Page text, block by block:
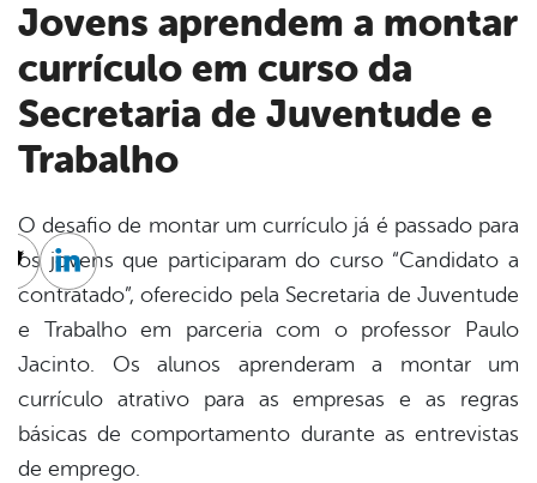
Jovens aprendem a montar
currículo em curso da
Secretaria de Juventude e
Trabalho
O desafio de montar um currículo já é passado para
os jovens que participaram do curso “Candidato a
contratado”, oferecido pela Secretaria de Juventude
e Trabalho em parceria com o professor Paulo
Jacinto. Os alunos aprenderam a montar um
currículo atrativo para as empresas e as regras
básicas de comportamento durante as entrevistas
de emprego.
Twitter
Linkedin